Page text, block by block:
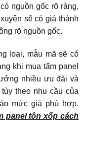
nguồn gốc rõ ràng,
sẽ có giá thành
rõ nguồn gốc.
loại, mẫu mã sẽ có
khi mua tấm panel
nhiều ưu đãi và
theo nhu cầu của
mức giá phù hợp.
panel tôn xốp cách